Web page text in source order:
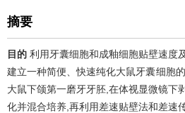
摘要
目的 利用牙囊细胞和成釉细胞贴壁速度
建立一种简便、快速纯化大鼠牙囊细胞的
大鼠下颌第一磨牙牙胚,在体视显微镜下
化并混合培养,再利用差速贴壁法和差速